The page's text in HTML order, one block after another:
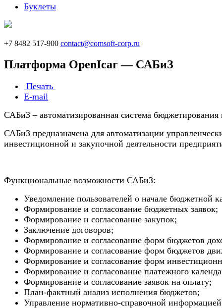
Буклеты
+7 8482 517-900 contact@comsoft-corp.ru
Платформа OpenIcar — САБиЗ
Печать
E-mail
САБиЗ – автоматизированная система бюджетирования
САБиЗ предназначена для автоматизации
инвестиционной и закупочной деятельности
Функциональные возможности САБиЗ:
Уведомление пользователей о начале бюджетной
Формирование и согласование бюджетных заявок;
Формирование и согласование закупок;
Заключение договоров;
Формирование и согласование форм бюджетов
Формирование и согласование форм бюджетов
Формирование и согласование форм
Формирование и согласование платежного
Формирование и согласование заявок на оплату;
План-фактный анализ исполнения бюджетов;
Управление нормативно-справочной